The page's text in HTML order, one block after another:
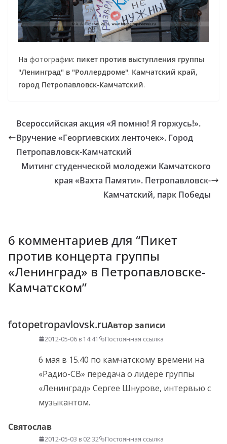
На фотографии: пикет против выступления группы
"Ленинград" в "Роллердроме". Камчатский край,
город Петропавловск-Камчатский.
Всероссийская акция «Я помню! Я горжусь!».
Вручение «Георгиевских ленточек». Город
Петропавловск-Камчатский
Митинг студенческой молодежи Камчатского
края «Вахта Памяти». Петропавловск-
Камчатский, парк Победы
6 комментариев для “Пикет
против концерта группы
«Ленинград» в Петропавловске-
Камчатском”
fotopetropavlovsk.ruАвтор записи
2012-05-06 в 14:41 Постоянная ссылка
6 мая в 15.40 по камчатскому времени на
«Радио-СВ» передача о лидере группы
«Ленинград» Сергее Шнурове, интервью с
музыкантом.
Святослав
2012-05-03 в 02:32 Постоянная ссылка